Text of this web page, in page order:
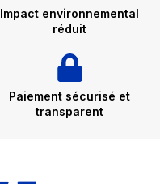
Impact environnemental
réduit
Paiement sécurisé et
transparent